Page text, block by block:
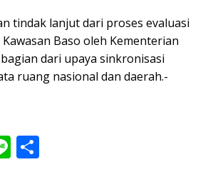
tindak lanjut dari proses evaluasi
Baso oleh Kementerian
dari upaya sinkronisasi
ruang nasional dan daerah.-
Li